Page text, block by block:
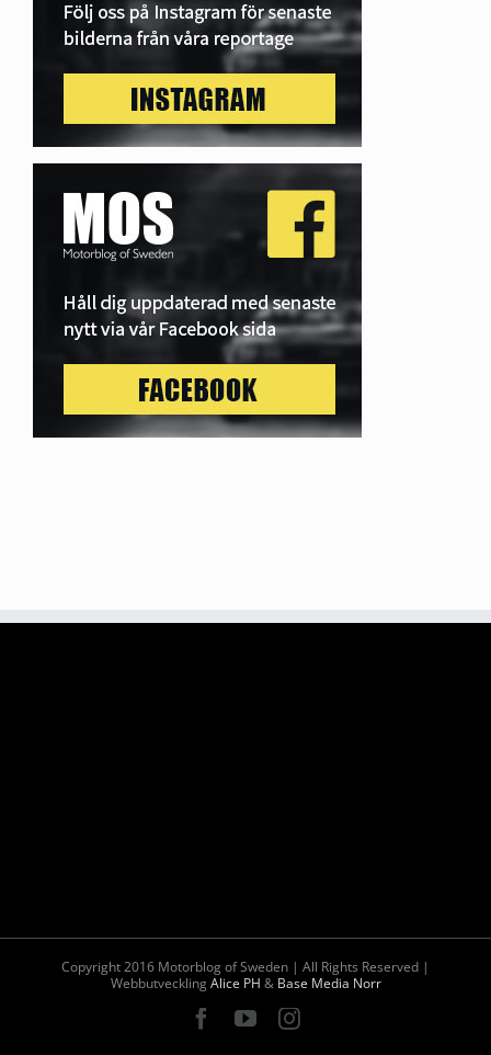
Copyright 2016 Motorblog of Sweden | All Rights Reserved |
WebbutvecklingAlice PH & Base Media Norr
Facebook
YouTubeInstagram